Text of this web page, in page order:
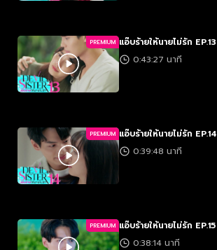
PREMIUM แอ๊บร้ายให้นายไม่รัก EP.13
0:43:27 นาที
PREMIUM แอ๊บร้ายให้นายไม่รัก EP.14
0:39:48 นาที
PREMIUM แอ๊บร้ายให้นายไม่รัก EP.15
0:38:14 นาที